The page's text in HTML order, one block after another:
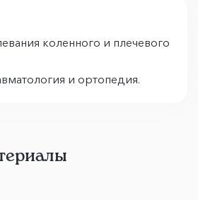
коленного и плечевого
и ортопедия.